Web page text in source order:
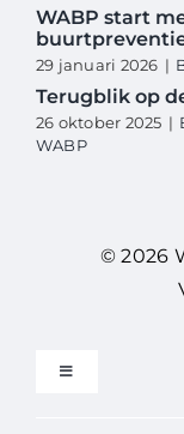
WABP start
29 januari 2026 |
Terugblik op
26 oktober 2025 |
WABP
© 2026
Toggle